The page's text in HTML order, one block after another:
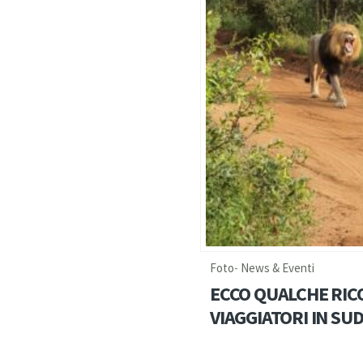
Foto- News & Eventi
ECCO QUALCHE
VIAGGIATORI IN